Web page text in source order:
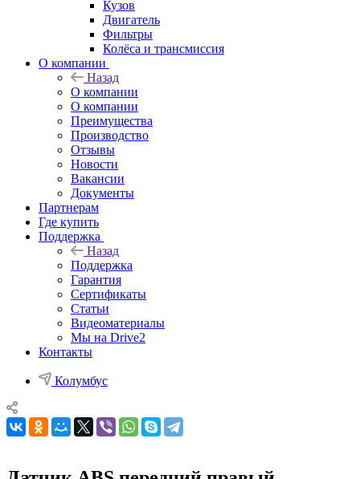
Кузов
Двигатель
Фильтры
Колёса и трансмиссия
О компании
Назад
О компании
О компании
Преимущества
Производство
Отзывы
Новости
Вакансии
Документы
Партнерам
Где купить
Поддержка
Назад
Поддержка
Гарантия
Сертификаты
Статьи
Видеоматериалы
Мы на Drive2
Контакты
Колумбус